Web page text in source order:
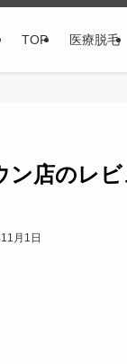
TOP 医療脱毛
ン店のレ
月1日